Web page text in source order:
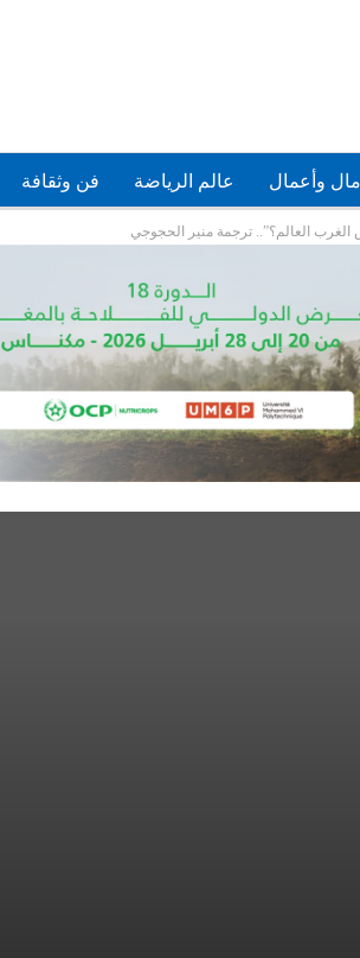
مال وأعمال عالم الرياضة فن وثقافة
العالم؟”.. ترجمة منير الحجوجي